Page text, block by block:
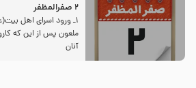
2 صفرالمظفر
1ـ ورود اسراى اهل
ملعون پس از این كه
آنان